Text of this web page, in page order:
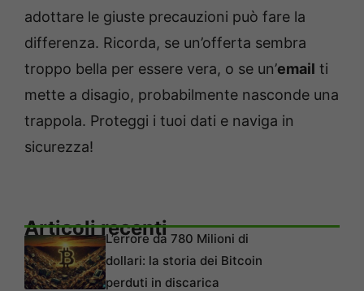
adottare le giuste precauzioni può fare la
differenza. Ricorda, se un’offerta sembra
troppo bella per essere vera, o se un’email ti
mette a disagio, probabilmente nasconde una
trappola. Proteggi i tuoi dati e naviga in
sicurezza!
Articoli recentiL’errore da 780 Milioni di
dollari: la storia dei Bitcoin
perduti in discarica